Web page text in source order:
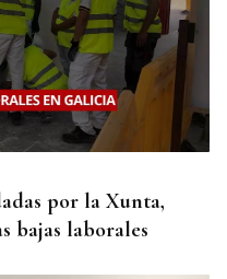
por la Xunta,
bajas laborales